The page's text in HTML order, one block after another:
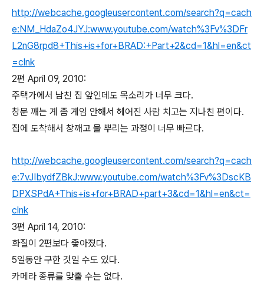
http://webcache.googleusercontent.com/search?q=cach
e:NM_HdaZo4JYJ:www.youtube.com/watch%3Fv%3DFr
L2nG8rpd8+This+is+for+BRAD:+Part+2&cd=1&hl=en&ct
=clnk
2편 April 09, 2010:
주택가에서 남친 집 앞인데도 목소리가 너무 크다.
창문 깨는 게 좀 게임 안해서 헤어진 사람 치고는 지나친 편이다.
집에 도착해서 창깨고 물 뿌리는 과정이 너무 빠르다.
http://webcache.googleusercontent.com/search?q=cach
e:7vJIbydfZBkJ:www.youtube.com/watch%3Fv%3DscKB
DPXSPdA+This+is+for+BRAD+part+3&cd=1&hl=en&ct=
clnk
3편 April 14, 2010:
화질이 2편보다 좋아졌다.
5일동안 구한 것일 수도 있다.
카메라 종류를 맞출 수는 없다.